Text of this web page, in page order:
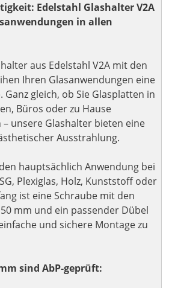
Edelstahl Glashalter V2A
in allen
aus Edelstahl V2A mit den
Ihren Glasanwendungen eine
gleich, ob Sie Glasplatten in
Büros oder zu Hause
unsere Glashalter bieten eine
Ausstrahlung.
hauptsächlich Anwendung bei
Plexiglas, Holz, Kunststoff oder
ist eine Schraube mit den
mm und ein passender Dübel
und sichere Montage zu
sind AbP-geprüft: